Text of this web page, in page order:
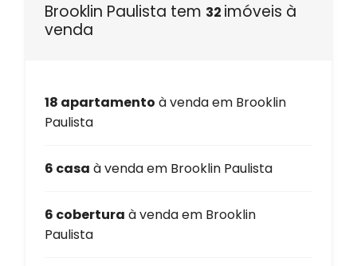
Brooklin Paulista tem 32 imóveis à
venda
18 apartamento à venda em Brooklin
Paulista
6 casa à venda em Brooklin Paulista
6 cobertura à venda em Brooklin
Paulista